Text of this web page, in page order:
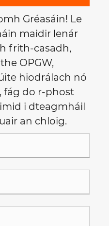
Gréasáin! Le
maidir lenár
frith-casadh,
OPGW,
hiodrálach nó
fág do r-phost
i dteagmháil
an chloig.